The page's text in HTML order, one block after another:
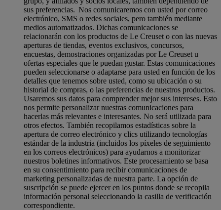
sus preferencias. Nos comunicaremos con usted por correo
electrónico, SMS o redes sociales, pero también mediante
medios automatizados. Dichas comunicaciones se
relacionarán con los productos de Le Creuset o con las nuevas
aperturas de tiendas, eventos exclusivos, concursos,
encuestas, demostraciones organizadas por Le Creuset u
ofertas especiales que le puedan gustar. Estas comunicaciones
pueden seleccionarse o adaptarse para usted en función de los
detalles que tenemos sobre usted, como su ubicación o su
historial de compras, o las preferencias de nuestros productos.
Usaremos sus datos para comprender mejor sus intereses. Esto
nos permite personalizar nuestras comunicaciones para
hacerlas más relevantes e interesantes. No será utilizada para
otros efectos. También recopilamos estadísticas sobre la
apertura de correo electrónico y clics utilizando tecnologías
estándar de la industria (incluidos los píxeles de seguimiento
en los correos electrónicos) para ayudarnos a monitorizar
nuestros boletines informativos. Este procesamiento se basa
en su consentimiento para recibir comunicaciones de
marketing personalizadas de nuestra parte. La opción de
suscripción se puede ejercer en los puntos donde se recopila
información personal seleccionando la casilla de verificación
correspondiente.